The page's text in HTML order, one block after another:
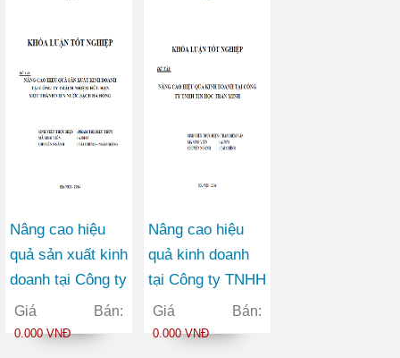
Nâng cao hiệu
quả sản xuất kinh
doanh tại Công ty
TNHH một thành
viên Nước sạch
Giá Bán:
0.000 VNĐ
Nâng cao hiệu
quả kinh doanh
tại Công ty TNHH
Tin học Trần
Minh
Giá Bán:
0.000 VNĐ